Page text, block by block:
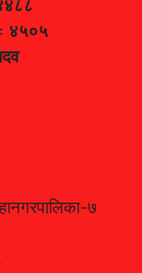
४५०५
७